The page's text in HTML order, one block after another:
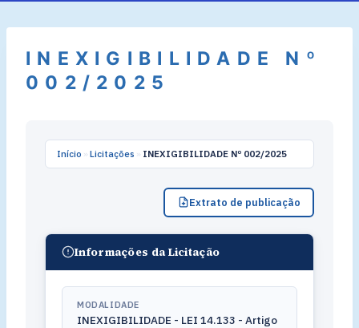
INEXIGIBILIDADE Nº
002/2025
Início » Licitações » INEXIGIBILIDADE Nº 002/2025
Extrato de publicação
Informações da Licitação
MODALIDADE
INEXIGIBILIDADE - LEI 14.133 - Artigo